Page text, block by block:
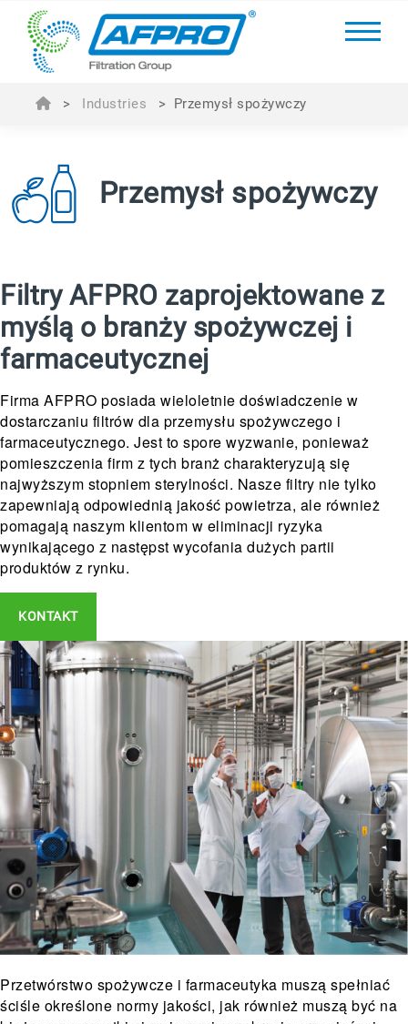
> Industries > Przemysł spożywczy
Przemysł spożywczy
Filtry AFPRO zaprojektowane z
myślą o branży spożywczej i
farmaceutycznej
Firma AFPRO posiada wieloletnie doświadczenie w
dostarczaniu filtrów dla przemysłu spożywczego i
farmaceutycznego. Jest to spore wyzwanie, ponieważ
pomieszczenia firm z tych branż charakteryzują się
najwyższym stopniem sterylności. Nasze filtry nie tylko
zapewniają odpowiednią jakość powietrza, ale również
pomagają naszym klientom w eliminacji ryzyka
wynikającego z następst wycofania dużych partii
produktów z rynku.
KONTAKT
Przetwórstwo spożywcze i farmaceutyka muszą spełniać
ściśle określone normy jakości, jak również muszą być na